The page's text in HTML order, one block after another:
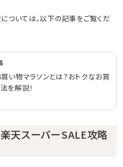
ついては、以下の記事をご覧くだ
買い物マラソンとは？おトクなお買
を解説！
天スーパーSALE攻略